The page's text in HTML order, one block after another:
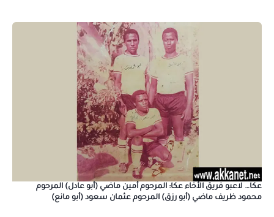
عكا… لاعبو فريق الأخاء عكا: المرحوم أمين ماضي (أبو عادل) المرحوم
محمود ظريف ماضي (أبو رزق) المرحوم عثمان سعود (أبو مانع)